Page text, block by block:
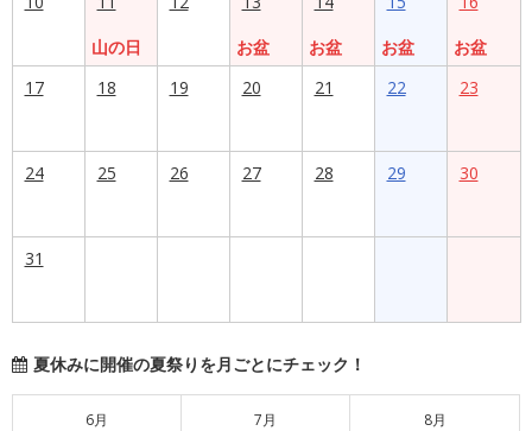
山の日
お盆
お盆
お盆
お盆
17
18 19 20 21 22 23
24 25 26 27 28 29 30
31
夏休みに開催の夏祭りを月ごとにチェック！
6月 7月 8月